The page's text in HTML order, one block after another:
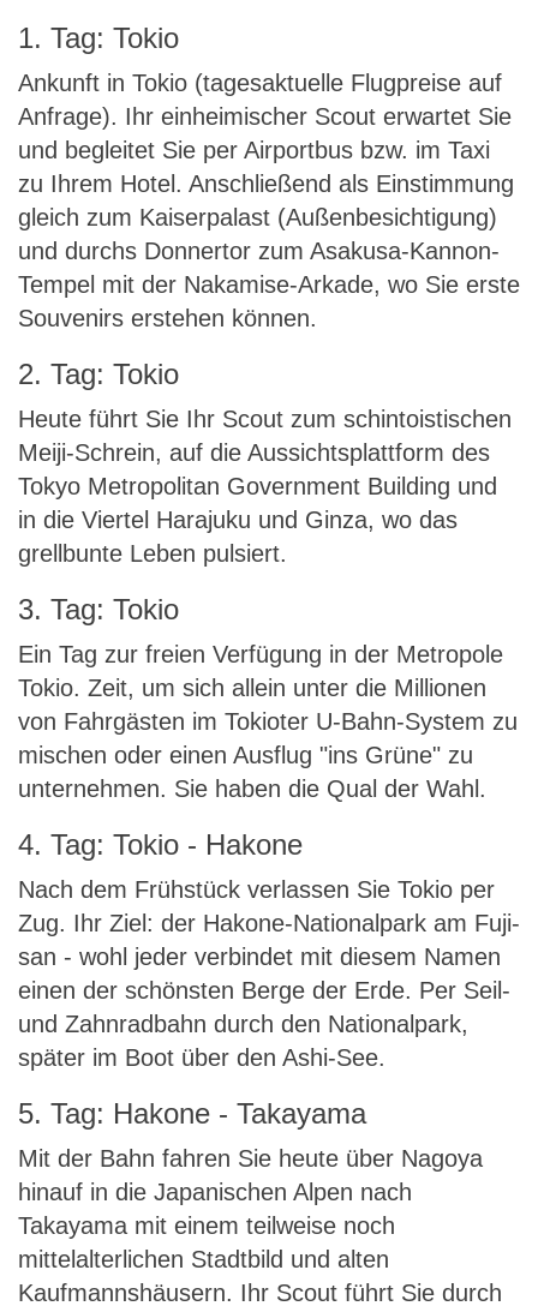
1. Tag: Tokio
Ankunft in Tokio (tagesaktuelle Flugpreise auf
Anfrage). Ihr einheimischer Scout erwartet Sie
und begleitet Sie per Airportbus bzw. im Taxi
zu Ihrem Hotel. Anschließend als Einstimmung
gleich zum Kaiserpalast (Außenbesichtigung)
und durchs Donnertor zum Asakusa-Kannon-
Tempel mit der Nakamise-Arkade, wo Sie erste
Souvenirs erstehen können.
2. Tag: Tokio
Heute führt Sie Ihr Scout zum schintoistischen
Meiji-Schrein, auf die Aussichtsplattform des
Tokyo Metropolitan Government Building und
in die Viertel Harajuku und Ginza, wo das
grellbunte Leben pulsiert.
3. Tag: Tokio
Ein Tag zur freien Verfügung in der Metropole
Tokio. Zeit, um sich allein unter die Millionen
von Fahrgästen im Tokioter U-Bahn-System zu
mischen oder einen Ausflug "ins Grüne" zu
unternehmen. Sie haben die Qual der Wahl.
4. Tag: Tokio - Hakone
Nach dem Frühstück verlassen Sie Tokio per
Zug. Ihr Ziel: der Hakone-Nationalpark am Fuji-
san - wohl jeder verbindet mit diesem Namen
einen der schönsten Berge der Erde. Per Seil-
und Zahnradbahn durch den Nationalpark,
später im Boot über den Ashi-See.
5. Tag: Hakone - Takayama
Mit der Bahn fahren Sie heute über Nagoya
hinauf in die Japanischen Alpen nach
Takayama mit einem teilweise noch
mittelalterlichen Stadtbild und alten
Kaufmannshäusern. Ihr Scout führt Sie durch